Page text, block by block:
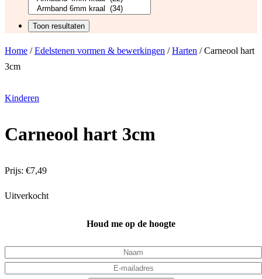
Home /Edelstenen vormen & bewerkingen /Harten / Carneool hart
3cm
Kinderen
Carneool hart 3cm
Prijs: €7,49
Uitverkocht
Houd me op de hoogte